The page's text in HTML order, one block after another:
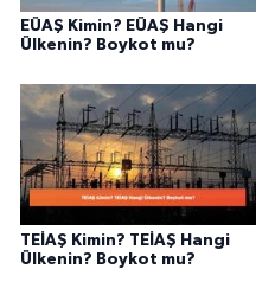
EÜAŞ Kimin? EÜAŞ Hangi
Ülkenin? Boykot mu?
TEİAŞ Kimin? TEİAŞ Hangi
Ülkenin? Boykot mu?